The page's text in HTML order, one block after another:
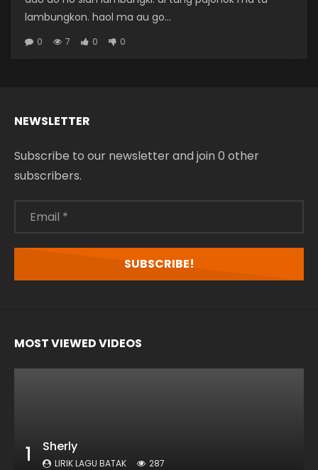
lambungkon. haol ma au go...
0 7 0 0
NEWSLETTER
Subscribe to our newsletter and join 0 other
subscribers.
Email
MOST VIEWED VIDEOS
1 Sherly
LIRIK LAGU BATAK 287